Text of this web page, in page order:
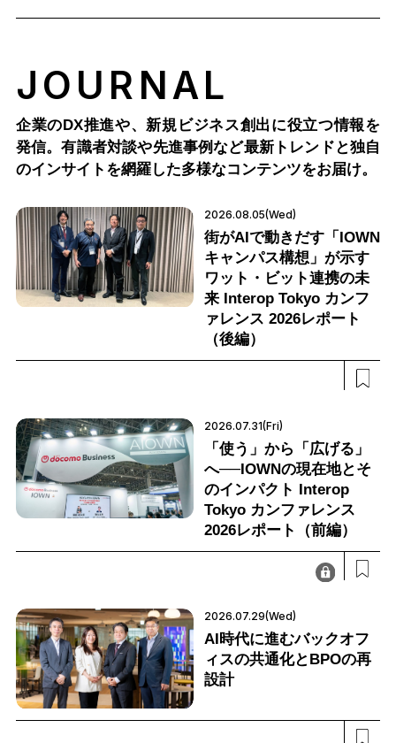
JOURNAL
企業のDX推進や、新規ビジネス創出に役立つ情報を
発信。有識者対談や先進事例など最新トレンドと独自
のインサイトを網羅した多様なコンテンツをお届け。
2026.08.05(Wed)
街がAIで動きだす「IOWN
キャンパス構想」が示す
ワット・ビット連携の未
来 Interop Tokyo カンフ
ァレンス 2026レポート
（後編）
2026.07.31(Fri)
「使う」から「広げる」
へ──IOWNの現在地とそ
のインパクト Interop
Tokyo カンファレンス
2026レポート（前編）
2026.07.29(Wed)
AI時代に進むバックオフ
ィスの共通化とBPOの再
設計